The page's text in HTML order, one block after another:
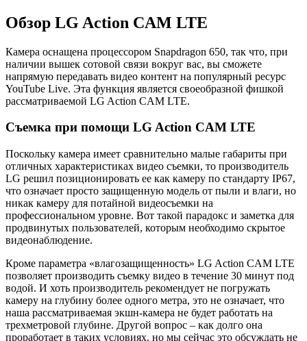
Обзор LG Action CAM LTE
Камера оснащена процессором Snapdragon 650, так что, при
наличии вышек сотовой связи вокруг вас, вы сможете
напрямую передавать видео контент на популярный ресурс
YouTube Live. Эта функция является своеобразной фишкой
рассматриваемой LG Action CAM LTE.
Съемка при помощи LG Action CAM LTE
Поскольку камера имеет сравнительно малые габариты при
отличных характеристиках видео съемки, то производитель
LG решил позиционировать ее как камеру по стандарту IP67,
что означает просто защищенную модель от пыли и влаги, но
никак камеру для потайной видеосъемки на
профессиональном уровне. Вот такой парадокс и заметка для
продвинутых пользователей, которым необходимо скрытое
видеонаблюдение.
Кроме параметра «влагозащищенность» LG Action CAM LTE
позволяет производить съемку видео в течение 30 минут под
водой. И хоть производитель рекомендует не погружать
камеру на глубину более одного метра, это не означает, что
наша рассматриваемая экшн-камера не будет работать на
трехметровой глубине. Другой вопрос – как долго она
проработает в таких условиях, но мы сейчас это обсуждать не